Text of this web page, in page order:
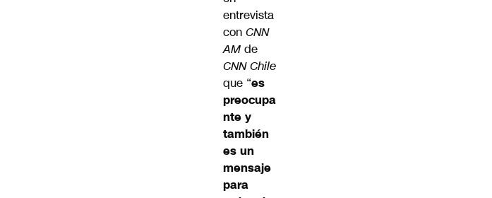
entrevista
con CNN
AM de
CNN Chile
que “es
preocupa
nte y
también
es un
mensaje
para